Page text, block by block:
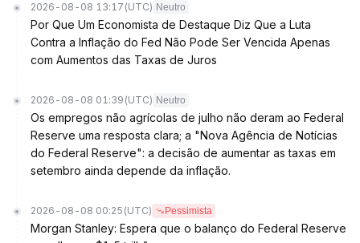
2026-08-08 13:17 (UTC) Neutro
Por Que Um Economista de Destaque Diz Que a Luta
Contra a Inflação do Fed Não Pode Ser Vencida Apenas
com Aumentos das Taxas de Juros
2026-08-08 01:39 (UTC) Neutro
Os empregos não agrícolas de julho não deram ao Federal
Reserve uma resposta clara; a "Nova Agência de Notícias
do Federal Reserve": a decisão de aumentar as taxas em
setembro ainda depende da inflação.
2026-08-08 00:25 (UTC) Pessimista
Morgan Stanley: Espera que o balanço do Federal Reserve